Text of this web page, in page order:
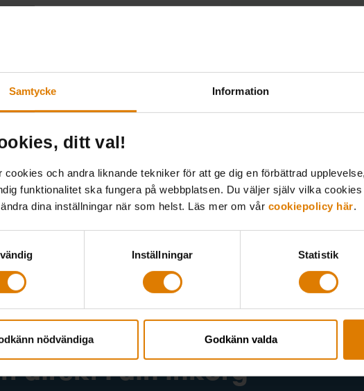
Samtycke Information
ditt val!
cookies och andra liknande tekniker för att ge dig en förbättrad
funktionalitet ska fungera på webbplatsen. Du väljer själv vilka
dina inställningar när som helst. Läs mer om vår cookiepolicy här.
Inställningar Statistik
nödvändiga Godkänn valda
bostadsföretag kräver goda
och uppdrag. Under en dag går vi
styr bostadsföretagets...
Företagsförlagd
arena – vår seminariescen
direkt i din inkorg